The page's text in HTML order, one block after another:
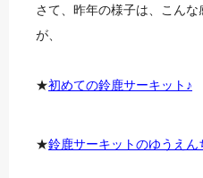
さて、昨年の様子は、こん
が、
★初めての鈴鹿サーキット♪
★鈴鹿サーキットのゆうえん